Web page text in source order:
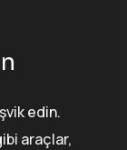
edin.
araçlar,